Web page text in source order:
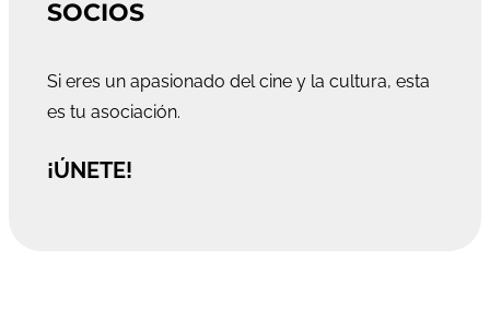
SOCIOS
Si eres un apasionado del cine y la cultura, esta
es tu asociación.
¡ÚNETE!